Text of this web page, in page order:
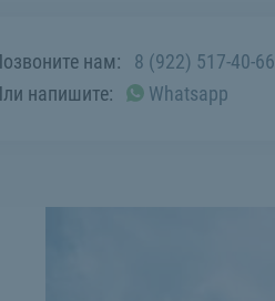
нам:
8 (922) 517-40-66
напишите:
Whatsapp